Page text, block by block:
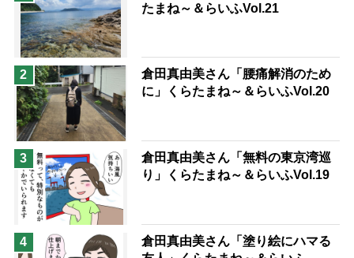
兄がボケました
便利なサービス
予防法
たまね～＆らいふVol.21
2
倉田真由美さん「腰痛解消のため
に」くらたまね～＆らいふVol.20
3
倉田真由美さん「無料の東京湾巡
り」くらたまね～＆らいふVol.19
4
倉田真由美さん「塗り絵にハマる